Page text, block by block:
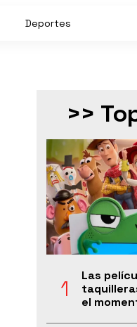
Deportes
>>
Las
el